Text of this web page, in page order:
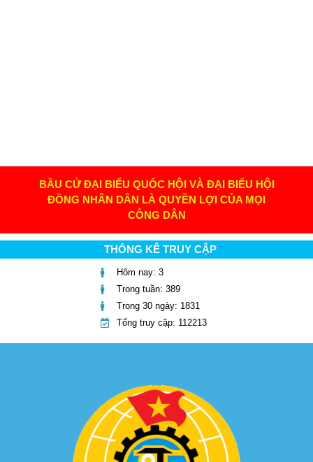
BẦU CỬ ĐẠI BIỂU QUỐC HỘI VÀ ĐẠI BIỂU HỘI
ĐỒNG NHÂN DÂN LÀ QUYỀN LỢI CỦA MỌI
CÔNG DÂN
THỐNG KÊ TRUY CẬP
Hôm nay: 3
Trong tuần: 389
Trong 30 ngày: 1831
Tổng truy cập: 112213